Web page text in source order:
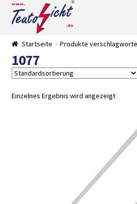
Zur
Navigation
springen
Springe
zum
Startseite Produkte
1077
Einzelnes Ergebnis wird angezeigt